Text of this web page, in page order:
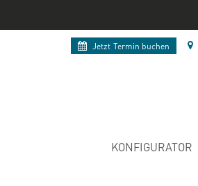
Jetzt Termin buchen
KONFIGURATOR